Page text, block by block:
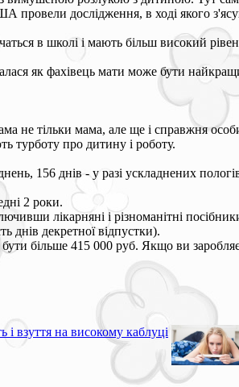
дослідження, в ході якого
в школі і мають більш високий
як фахівець мати може бути
тільки мама, але ще і справжня
турботу про дитину і роботу.
156 днів - у разі ускладнених
2 роки.
лікарняні і різноманітні
днів декретної відпустки).
більше 415 000 руб. Якщо ви
і взуття на високому каблуці